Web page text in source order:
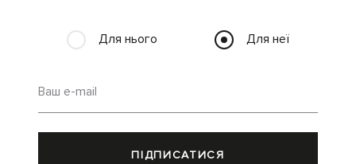
Для нього Для неї
Ваш e-mail
ПІДПИСАТИСЯ